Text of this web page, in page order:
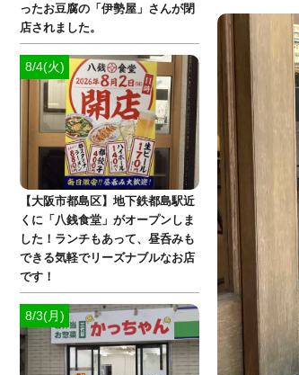
ったお豆腐の「伊勢屋」さんが閉
店されました。
8/4(火)
【大阪市都島区】地下鉄都島駅近
くに「八銭食堂」がオープンしま
した！ランチもあって、昼呑みも
できる気軽でリーズナブルなお店
です！
8/3(月)